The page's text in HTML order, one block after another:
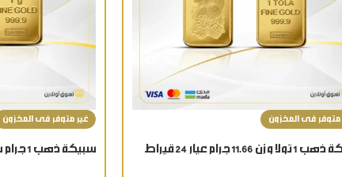
متوفر فى المخزون
وزن 11.66 جرام عيار 24 قيراط
غير متوفر فى المخزون
سبيكة ذهب 1 جرام شعار العروسة عيار 24 قيراط